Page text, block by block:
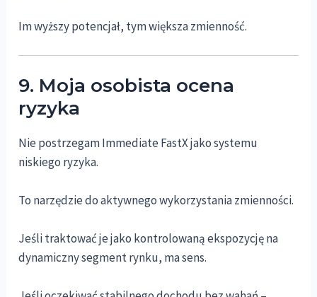
Im wyższy potencjał, tym większa zmienność.
9. Moja osobista ocena
ryzyka
Nie postrzegam Immediate FastX jako systemu
niskiego ryzyka.
To narzędzie do aktywnego wykorzystania zmienności.
Jeśli traktować je jako kontrolowaną ekspozycję na
dynamiczny segment rynku, ma sens.